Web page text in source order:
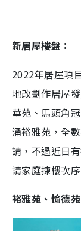
新居屋樓盤：
2022年居屋項
地改劃作居屋
華苑、馬頭角
涌裕雅苑，全
請，不過近日
請家庭揀樓次序
裕雅苑、愉德